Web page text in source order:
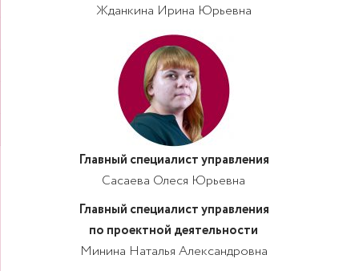
Жданкина Ирина Юрьевна
Главный специалист управления
Сасаева Олеся Юрьевна
Главный специалист управления
по проектной деятельности
Минина Наталья Александровна